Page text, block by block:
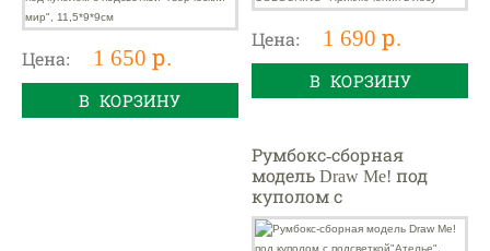
Цена: 1 650 р.
В КОРЗИНУ
Цена: 1 690 р.
В КОРЗИНУ
Румбокс-сборная
модель Draw Me! под
куполом с
подсветкой"Ателье",
11,5*9*9см